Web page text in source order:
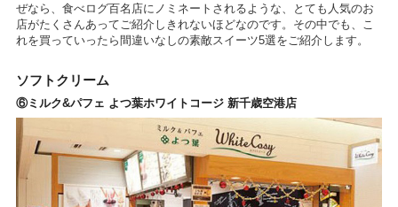
ぜなら、食べログ百名店にノミネートされるような、とても人気のお
店がたくさんあってご紹介しきれないほどなのです。その中でも、こ
れを買っていったら間違いなしの素敵スイーツ5選をご紹介します。
ソフトクリーム
⑥ミルク&パフェ よつ葉ホワイトコージ 新千歳空港店